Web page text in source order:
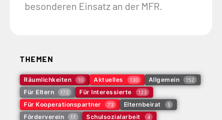
besonderen Einsatz an der MFR.
THEMEN
Räumlichkeiten 10 Aktuelles 130 Allgemein 152
Für Eltern 172 Für Interessierte 123
Für Kooperationspartner 73 Elternbeirat 5
Förderverein 17 Schulsozialarbeit 4